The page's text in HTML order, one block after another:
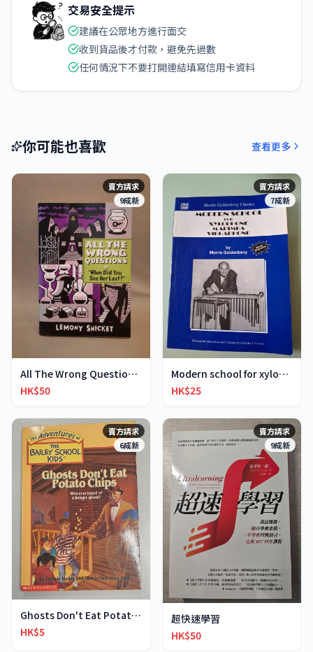
交易安全提示
建議在公眾地方進行面交
收到貨品後才付款，避免先過數
任何情況下不要打開連結填寫信用卡資料
你可能也喜歡 查看更多
賣方請求
9成新
All The Wrong Questions 2: "When Did You See Her L
HK$50
賣方請求
7成新
Modern school for xylophone marimba vibraphone
HK$25
賣方請求
6成新
Ghosts Don't Eat Potato Chips
HK$5
賣方請求
9成新
超快速學習
HK$50